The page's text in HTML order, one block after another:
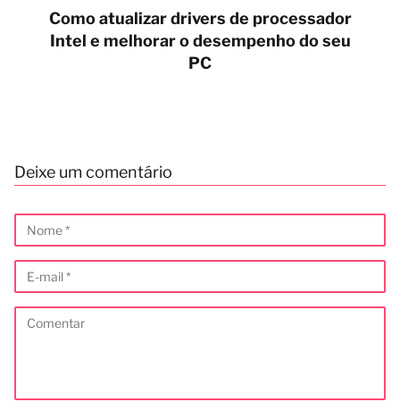
Como atualizar drivers de processador
Intel e melhorar o desempenho do seu
PC
Deixe um comentário